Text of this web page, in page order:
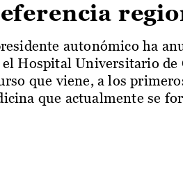
autonómico ha
el Hospital Universitario de
que viene, a los
que actualmente se